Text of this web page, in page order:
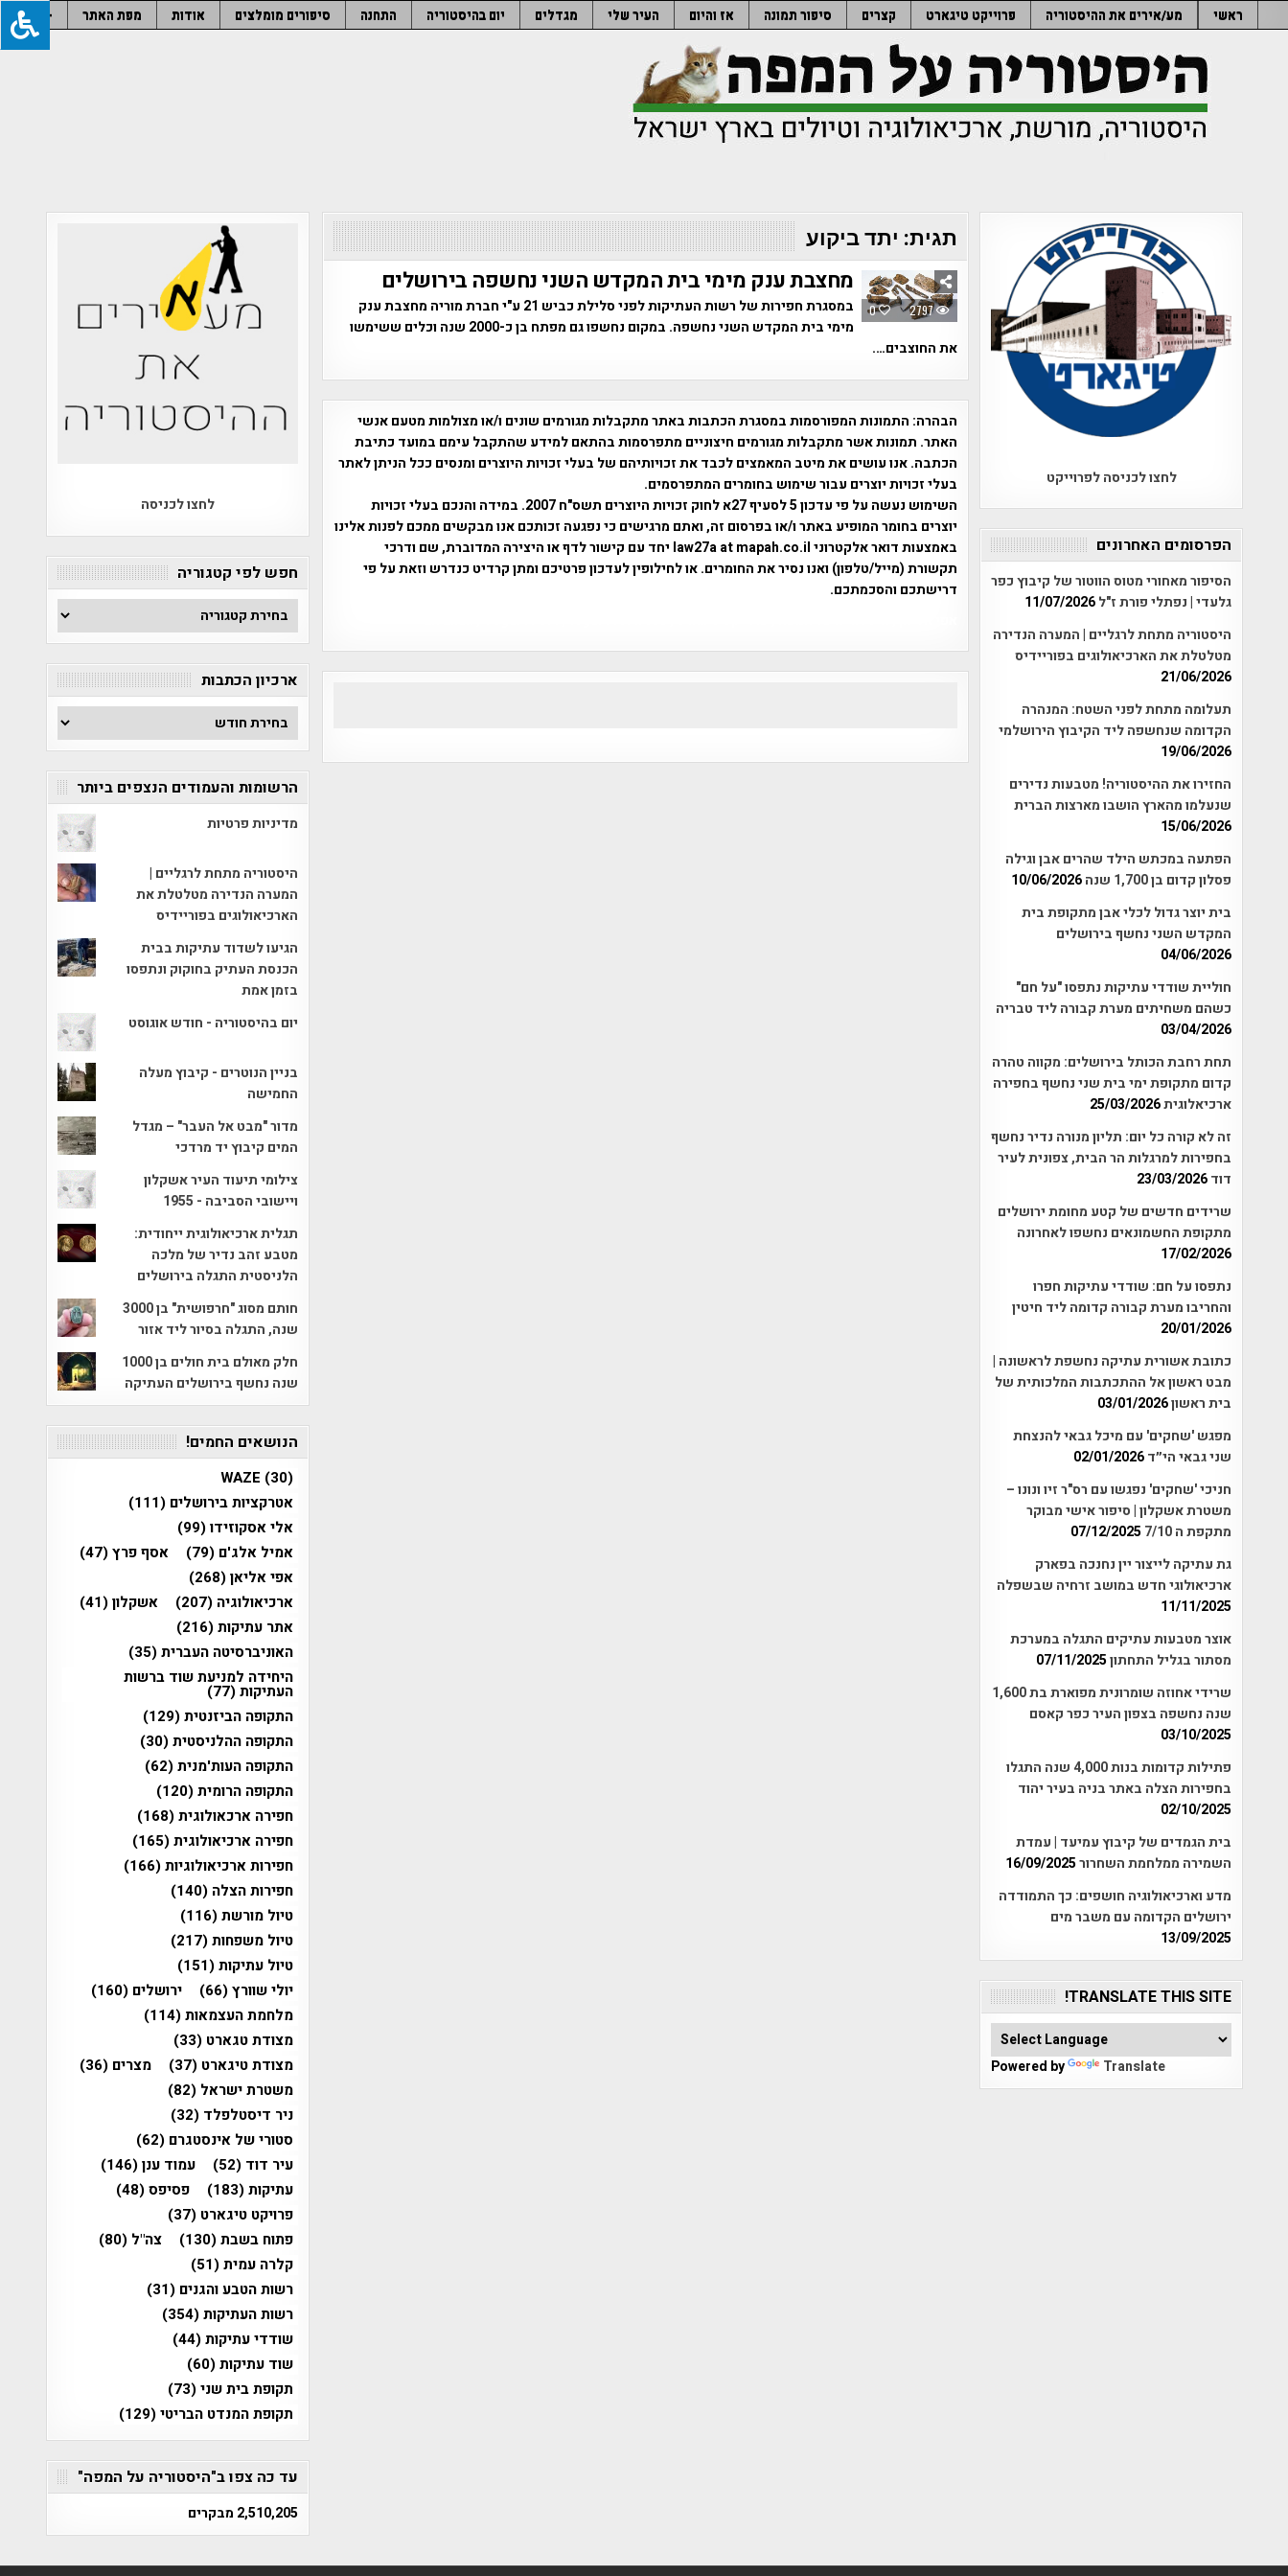
to
ראשי מע/אירים את ההיסטוריה פרוייקט טיגארט קצרים סיפור תמונה אז והיום העיר שלי מגדלים יום בהיסטוריה התחנה סיפורים מומלצים אודות מפת האתר –
תגית: יתד ביקוע
0 2797
מחצבת ענק מימי בית המקדש השני נחשפה בירושלים
במסגרת חפירות של רשות העתיקות לפני סלילת כביש 21 ע"י חברת מוריה מחצבת ענק
מימי בית המקדש השני נחשפה. במקום נחשפו גם מפתח בן כ-2000 שנה וכלים ששימשו
את החוצבים….
הבהרה: התמונות המפורסמות במסגרת הכתבות באתר מתקבלות מגורמים שונים ו/או מצולמות מטעם אנשי
האתר. תמונות אשר מתקבלות מגורמים חיצוניים מתפרסמות בהתאם למידע שהתקבל עימם במועד כתיבת
הכתבה. אנו עושים את מיטב המאמצים לכבד את זכויותיהם של בעלי זכויות היוצרים ומנסים ככל הניתן לאתר
בעלי זכויות יוצרים עבור שימוש בחומרים המתפרסמים.
השימוש נעשה על פי עדכון 5 לסעיף 27א לחוק זכויות היוצרים תשס"ח 2007. במידה והנכם בעלי זכויות
יוצרים בחומר המופיע באתר ו/או בפרסום זה, ואתם מרגישים כי נפגעה זכותכם אנו מבקשים ממכם לפנות אלינו
באמצעות דואר אלקטרוני law27a at mapah.co.il יחד עם קישור לדף או היצירה המדוברת, שם ודרכי
תקשורת (מייל/טלפון) ואנו נסיר את החומרים. או לחילופין לעדכון פרטיכם ומתן קרדיט כנדרש וזאת על פי
דרישתכם והסכמתכם.
לחצו לכניסה לפרוייקט
הפרסומים האחרונים
הסיפור מאחורי מטוס הווטור של קיבוץ כפר
גלעדי | נפתלי פורת ז"ל11/07/2026
היסטוריה מתחת לרגליים | המערה הנדירה
מטלטלת את הארכיאולוגים בפוריידיס
21/06/2026
תעלומה מתחת לפני השטח: המנהרה
הקדומה שנחשפה ליד הקיבוץ הירושלמי
19/06/2026
החזירו את ההיסטוריה! מטבעות נדירים
שנעלמו מהארץ הושבו מארצות הברית
15/06/2026
הפתעה במכתש הילד שהרים אבן וגילה
פסלון קדום בן 1,700 שנה
10/06/2026
בית יוצר גדול לכלי אבן מתקופת בית
המקדש השני נחשף בירושלים
04/06/2026
חוליית שודדי עתיקות נתפסו "על חם"
כשהם משחיתים מערת קבורה ליד טבריה
03/04/2026
תחת רחבת הכותל בירושלים: מקווה טהרה
קדום מתקופת ימי בית שני נחשף בחפירה
ארכיאלוגית25/03/2026
זה לא קורה כל יום: תליון מנורה נדיר נחשף
בחפירות למרגלות הר הבית, צפונית לעיר
דוד23/03/2026
שרידים חדשים של קטע מחומת ירושלים
מתקופת החשמונאים נחשפו לאחרונה
17/02/2026
נתפסו על חם: שודדי עתיקות חפרו
והחריבו מערת קבורה קדומה ליד חיטין
20/01/2026
כתובת אשורית עתיקה נחשפת לראשונה |
מבט ראשון אל ההתכתבות המלכותית של
בית ראשון03/01/2026
מפגש 'שחקים' עם מיכל גבאי להנצחת
שני גבאי הי״ד02/01/2026
חניכי 'שחקים' נפגשו עם רס"ר זיו ונונו –
משטרת אשקלון | סיפור אישי מבוקר
מתקפת ה 7/10
07/12/2025
גת עתיקה לייצור יין נחנכה בפארק
ארכיאולוגי חדש במושב זרחיה שבשפלה
11/11/2025
אוצר מטבעות עתיקים התגלה במערכת
מסתור בגליל התחתון07/11/2025
שרידי אחוזה שומרונית מפוארת בת 1,600
שנה נחשפה בצפון העיר כפר קאסם
03/10/2025
פתילות קדומות בנות 4,000 שנה התגלו
בחפירות הצלה באתר בניה בעיר יהוד
02/10/2025
בית הגמדים של קיבוץ עמיעד | עמדת
השמירה ממלחמת השחרור16/09/2025
מדע וארכיאולוגיה חושפים: כך התמודדה
ירושלים הקדומה עם משבר מים
13/09/2025
TRANSLATE THIS SITE!
Powered by Translate
לחצו לכניסה
חפש לפי קטגוריה
חפש
לפי
קטגוריה
ארכיון הכתבות
ארכיון
הכתבות
הרשומות והעמודים הנצפים ביותר
מדיניות פרטיות
היסטוריה מתחת לרגליים |
המערה הנדירה מטלטלת את
הארכיאולוגים בפוריידיס
הגיעו לשדוד עתיקות בבית
הכנסת העתיק בחוקוק ונתפסו
בזמן אמת
יום בהיסטוריה - חודש אוגוסט
בניין הנוטרים - קיבוץ מעלה
החמישה
מדור "מבט אל העבר" – מגדל
המים קיבוץ יד מרדכי
צילומי תיעוד העיר אשקלון
ויישובי הסביבה - 1955
תגלית ארכיאולוגית ייחודית:
מטבע זהב נדיר של מלכה
הלניסטית התגלה בירושלים
חותם מסוג "חרפושית" בן 3000
שנה, התגלה בסיור ליד אזור
חלק מאולם בית חולים בן 1000
שנה נחשף בירושלים העתיקה
הנושאים החמים!
WAZE (30)
אטרקציות בירושלים (111)
אלי אסקוזידו(99)
אמיל אלג'ם (79) אסף פרץ(47)
אפי אליאן(268)
ארכיאולוגיה (207) אשקלון(41)
אתר עתיקות(216)
האוניברסיטה העברית(35)
היחידה למניעת שוד ברשות
העתיקות(77)
התקופה הביזנטית(129)
התקופה ההלניסטית(30)
התקופה העות'מנית(62)
התקופה הרומית(120)
חפירה ארכאולוגית(168)
חפירה ארכיאולוגית(165)
חפירות ארכיאולוגיות(166)
חפירות הצלה (140)
טיול מורשת(116)
טיול משפחות(217)
טיול עתיקות(151)
יולי שוורץ(66) ירושלים (160)
מלחמת העצמאות(114)
מצודת טגארט (33)
מצודת טיגארט (37) מצרים (36)
משטרת ישראל (82)
ניר דיסטלפלד (32)
סטורי של אינסטגרם (62)
עיר דוד (52) עמוד ענן(146)
עתיקות(183) פסיפס(48)
פרויקט טיגארט (37)
פתוח בשבת(130) צה"ל (80)
קלרה עמית(51)
רשות הטבע והגנים (31)
רשות העתיקות(354)
שודדי עתיקות(44)
שוד עתיקות(60)
תקופת בית שני(73)
תקופת המנדט הבריטי(129)
עד כה צפו ב"היסטוריה על המפה"
2,510,205 מבקרים